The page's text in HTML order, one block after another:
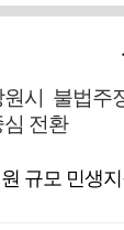
원시 불법주
심 전환
규모 민생